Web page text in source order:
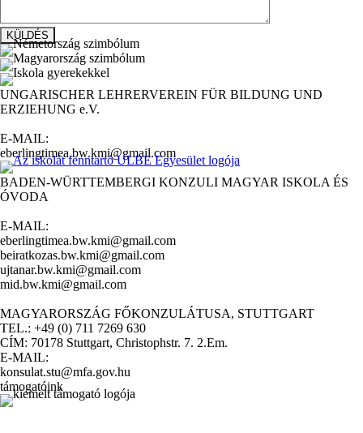
UNGARISCHER LEHRERVEREIN FÜR BILDUNG UND
ERZIEHUNG e.V.
E-MAIL:
eberlingtimea.bw.kmi@gmail.com
BADEN-WÜRTTEMBERGI KONZULI MAGYAR ISKOLA ÉS
ÓVODA
E-MAIL:
eberlingtimea.bw.kmi@gmail.com
beiratkozas.bw.kmi@gmail.com
ujtanar.bw.kmi@gmail.com
mid.bw.kmi@gmail.com
MAGYARORSZÁG FŐKONZULÁTUSA, STUTTGART
TEL.: +49 (0) 711 7269 630
CÍM: 70178 Stuttgart, Christophstr. 7. 2.Em.
E-MAIL:
konsulat.stu@mfa.gov.hu
támogatóink